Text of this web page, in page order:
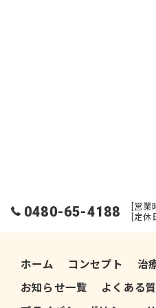
0480-65-4188
[営業
[定休
ホーム コンセプト 治
お知らせ一覧
よくある